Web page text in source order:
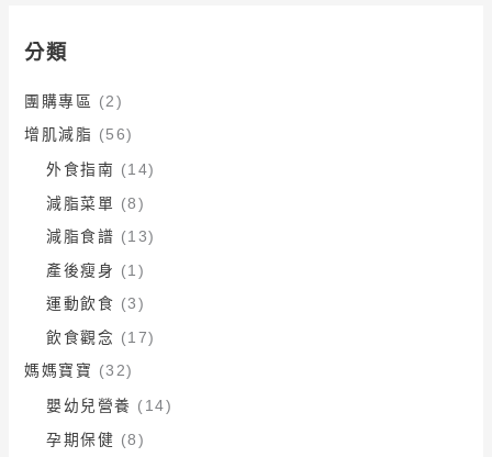
分類
團購專區 (2)
增肌減脂 (56)
外食指南 (14)
減脂菜單 (8)
減脂食譜 (13)
產後瘦身 (1)
運動飲食 (3)
飲食觀念 (17)
媽媽寶寶 (32)
嬰幼兒營養 (14)
孕期保健 (8)